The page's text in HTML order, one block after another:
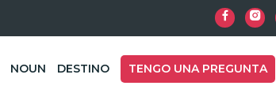
NOUN DESTINO TENGO UNA PREGUNTA